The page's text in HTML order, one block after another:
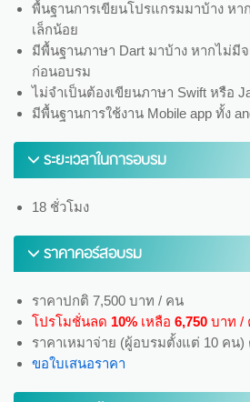
พื้นฐานการเขียนโปรแกรมมาบ้าง ห
เล็กน้อย
มีพื้นฐานภาษา Dart มาบ้าง หากไม่มี
ก่อนอบรม
ไม่จำเป็นต้องเขียนภาษา Swift หรือ
มีพื้นฐานการใช้งาน Mobile app ทั้ง
ระยะเวลาในการอบรม
18 ชั่วโมง
ราคาคอร์สอบรม
ราคาปกติ 7,500 บาท / คน
โปรโมชั่นลด 10% เหลือ 6,750 บาท /
ราคาเหมาจ่าย (ผู้อบรมตั้งแต่ 10 คน
ขอใบเสนอราคา